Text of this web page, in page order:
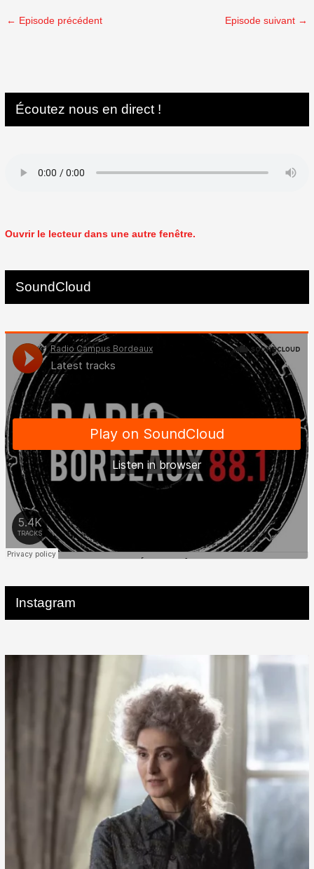
← Episode précédent Episode suivant →
Écoutez nous en direct !
Ouvrir le lecteur dans une autre fenêtre.
SoundCloud
Instagram